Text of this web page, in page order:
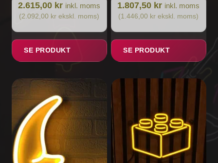
2.615,00 kr inkl. moms
(2.092,00 kr ekskl. moms)
SE PRODUKT
1.807,50 kr inkl. moms
(1.446,00 kr ekskl. moms)
SE PRODUKT
Dette
har
varianter.
Mulighederne